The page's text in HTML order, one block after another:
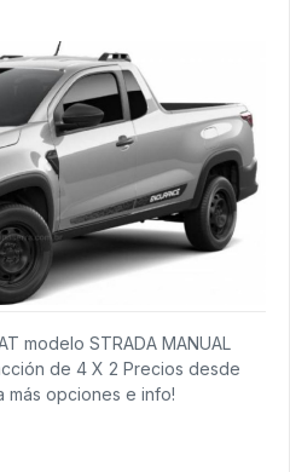
modelo STRADA MANUAL
de 4 X 2 Precios desde
más opciones e info!